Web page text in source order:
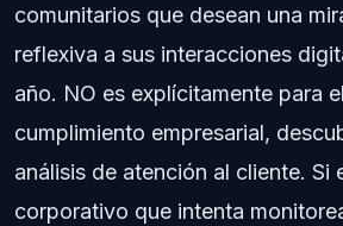
comunitarios que desean una
reflexiva a sus interacciones
año. NO es explícitamente para
cumplimiento empresarial,
análisis de atención al cliente. Si
corporativo que intenta